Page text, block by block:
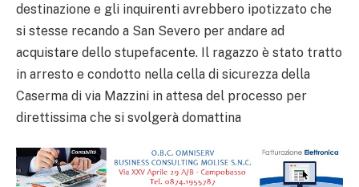
destinazione e gli inquirenti avrebbero ipotizzato che
si stesse recando a San Severo per andare ad
acquistare dello stupefacente. Il ragazzo è stato tratto
in arresto e condotto nella cella di sicurezza della
Caserma di via Mazzini in attesa del processo per
direttissima che si svolgerà domattina